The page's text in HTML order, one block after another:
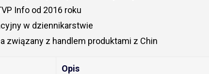
Info od 2016 roku
w dziennikarstwie
związany z handlem produktami z Chin
Opis